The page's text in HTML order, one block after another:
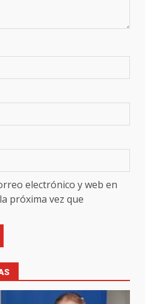
electrónico y web en
próxima vez que